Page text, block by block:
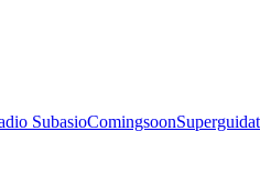
SubasioComingsoon